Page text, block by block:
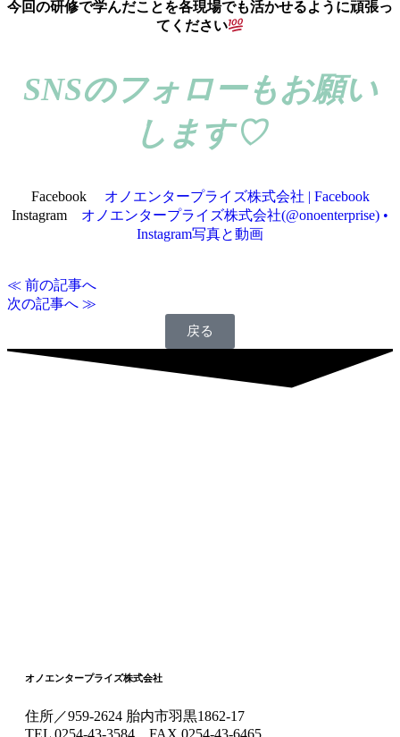
今回の研修で学んだことを各現場でも活かせるように頑張っ
てください
SNSのフォローもお願い
します♡
Facebook オノエンタープライズ株式会社 | Facebook
Instagram オノエンタープライズ株式会社(@onoenterprise) •
Instagram写真と動画
≪ 前の記事へ
次の記事へ ≫
戻る
オノエンタープライズ株式会社
住所／959-2624 胎内市羽黒1862-17
TEL 0254-43-3584 FAX 0254-43-6465